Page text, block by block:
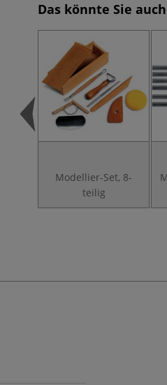
Das könnte Sie
Modellier-Set, 8-
teilig